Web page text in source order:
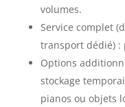
volumes.
Service complet
transport dédié) :
Options
stockage
pianos ou objets